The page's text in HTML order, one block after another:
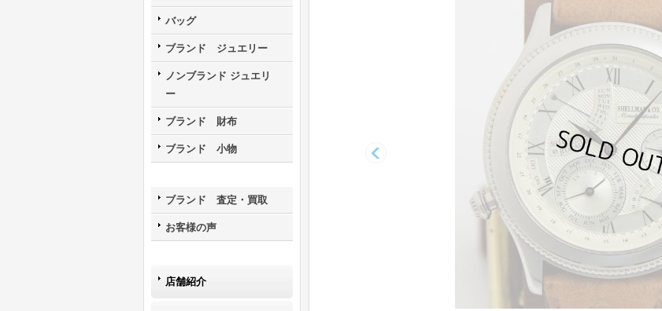
バッグ
ブランド ジュエリー
ノンブランド ジュエリ
ー
ブランド 財布
ブランド 小物
ブランド 査定・買取
お客様の声
店舗紹介